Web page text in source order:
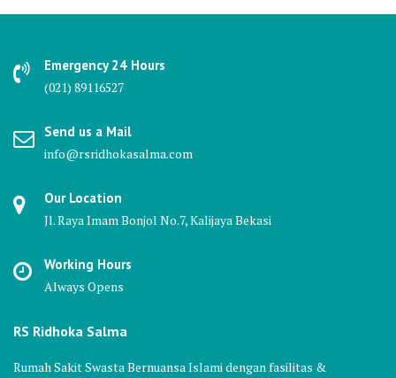
Emergency 24 Hours
(021) 89116527
Send us a Mail
info@rsridhokasalma.com
Our Location
Jl. Raya Imam Bonjol No.7, Kalijaya Bekasi
Working Hours
Always Opens
RS Ridhoka Salma
Rumah Sakit Swasta Bernuansa Islami dengan fasilitas &